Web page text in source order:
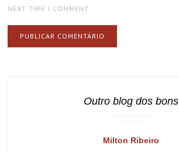
NEXT TIME I COMMENT.
Outro blog dos bons
Milton Ribeiro